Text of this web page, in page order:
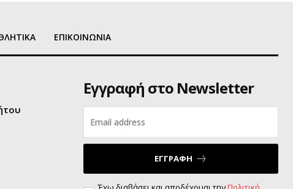
ΕΠΙΚΟΙΝΩΝΙΑ
Εγγραφή στο Newsletter
ΕΓΓΡΑΦΗ